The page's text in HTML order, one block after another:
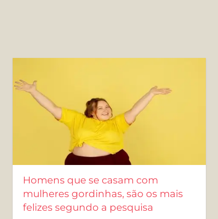
Homens que se casam com
mulheres gordinhas, são os mais
felizes segundo a pesquisa